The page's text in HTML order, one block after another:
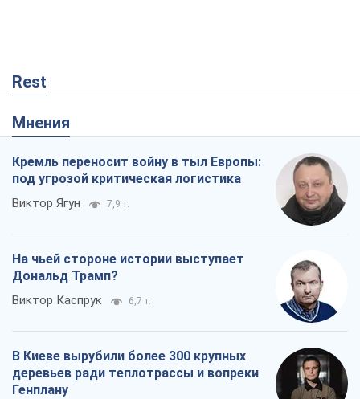
Rest
Мнения
Кремль переносит войну в тыл Европы:
под угрозой критическая логистика
Виктор Ягун 7,9 т.
На чьей стороне истории выступает
Дональд Трамп?
Виктор Каспрук 6,7 т.
В Киеве вырубили более 300 крупных
деревьев ради теплотрассы и вопреки
Генплану